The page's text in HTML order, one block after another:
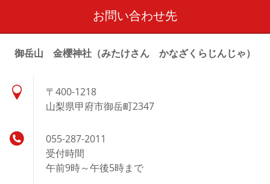
お問い合わせ先
御岳山 金櫻神社（みたけさん かなざくらじんじゃ）
〒400-1218
山梨県甲府市御岳町2347
055-287-2011
受付時間
午前9時～午後5時まで